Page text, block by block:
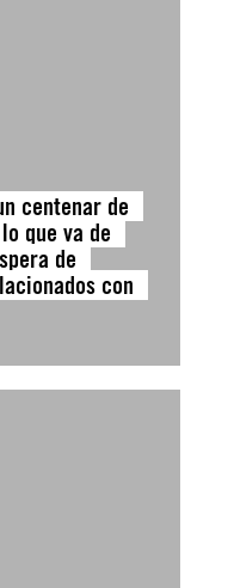
centenar de
que va de
de
con